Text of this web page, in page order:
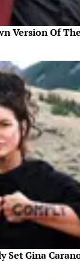
Version Of The
Set Gina